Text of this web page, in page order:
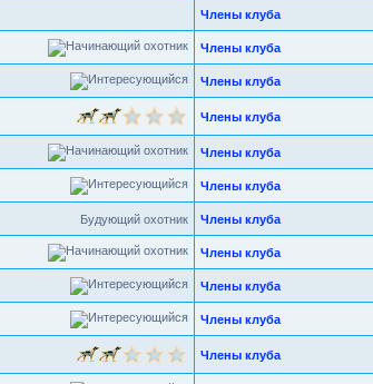
Члены клуба
Члены клуба
Члены клуба
Члены клуба
Члены клуба
Члены клуба
Будующий охотник Члены клуба
Члены клуба
Члены клуба
Члены клуба
Члены клуба